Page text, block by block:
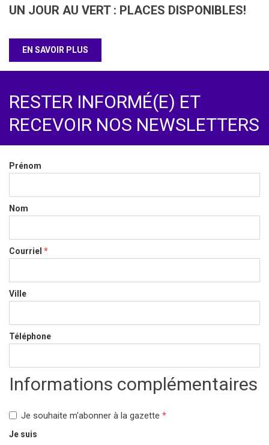
UN JOUR AU VERT : PLACES DISPONIBLES!
EN SAVOIR PLUS
RESTER INFORMÉ(E) ET
RECEVOIR NOS NEWSLETTERS
Prénom
Nom
Courriel *
Ville
Téléphone
Informations complémentaires
Je souhaite m'abonner à la gazette *
Je suis